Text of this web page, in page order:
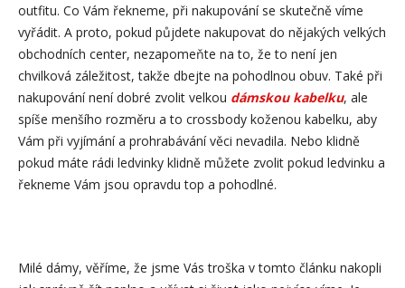
outfitu. Co Vám řekneme, při nakupování se skutečně víme
vyřádit. A proto, pokud půjdete nakupovat do nějakých velkých
obchodních center, nezapomeňte na to, že to není jen
chvilková záležitost, takže dbejte na pohodlnou obuv. Také při
nakupování není dobré zvolit velkou dámskou kabelku, ale
spíše menšího rozměru a to crossbody koženou kabelku, aby
Vám při vyjímání a prohrabávání věci nevadila. Nebo klidně
pokud máte rádi ledvinky klidně můžete zvolit pokud ledvinku a
řekneme Vám jsou opravdu top a pohodlné.
Milé dámy, věříme, že jsme Vás troška v tomto článku nakopli